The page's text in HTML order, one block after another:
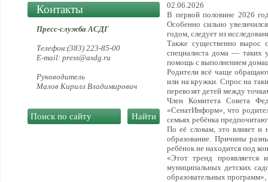
Контакты
Пресс-служба АСДГ
Телефон:(383) 223-85-00
E-mail: press@asdg.ru
Руководитель
Малов Кирилл Владимирович
02.06.2026
В первой половине 2026
Особенно сильно
годом, следует из
Также существенно вырос
специалиста дома — таких
помощь с выполнением
Родители всё чаще
или на кружки. Спрос на
перевозят детей между
Член Комитета Совета
«СенатИнформ», что
семьях ребёнка
По её словам, это влияет и
образование. Причины
ребёнок не находится под
«Этот тренд
муниципальных детских
образовательных